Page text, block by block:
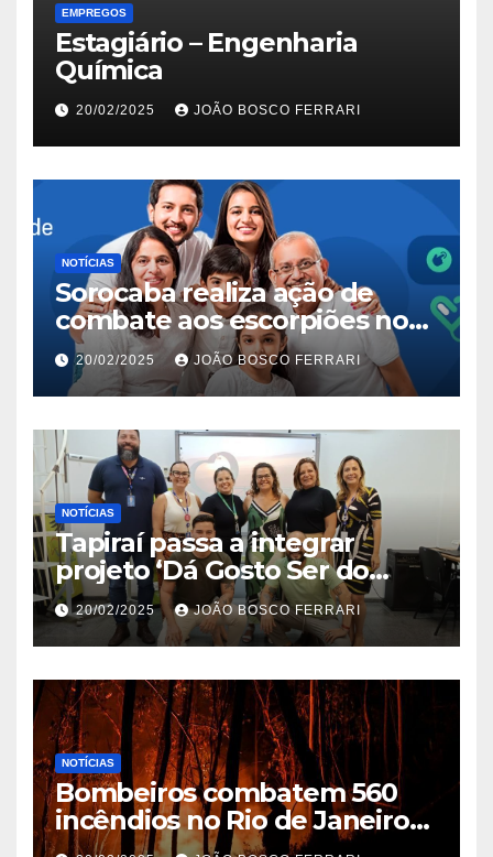
EMPREGOS
Estagiário – Engenharia
Química
20/02/2025 JOÃO BOSCO FERRARI
NOTÍCIAS
Sorocaba realiza ação de
combate aos escorpiões no
Jardim São Carlos
20/02/2025 JOÃO BOSCO FERRARI
NOTÍCIAS
Tapiraí passa a integrar
projeto ‘Dá Gosto Ser do
Ribeira’ | ASN São Paulo
20/02/2025 JOÃO BOSCO FERRARI
NOTÍCIAS
Bombeiros combatem 560
incêndios no Rio de Janeiro
em 2025